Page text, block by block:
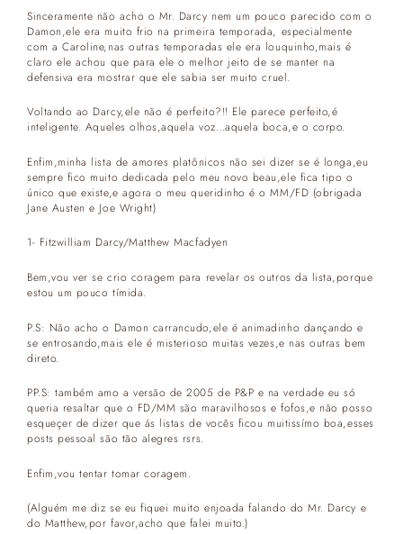
Sinceramente não acho o Mr. Darcy nem um pouco parecido com o
Damon,ele era muito frio na primeira temporada, especialmente
com a Caroline,nas outras temporadas ele era louquinho,mais é
claro ele achou que para ele o melhor jeito de se manter na
defensiva era mostrar que ele sabia ser muito cruel.
Voltando ao Darcy,ele não é perfeito?!! Ele parece perfeito,é
inteligente. Aqueles olhos,aquela voz…aquela boca,e o corpo.
Enfim,minha lista de amores platônicos não sei dizer se é longa,eu
sempre fico muito dedicada pelo meu novo beau,ele fica tipo o
único que existe,e agora o meu queridinho é o MM/FD (obrigada
Jane Austen e Joe Wright)
1- Fitzwilliam Darcy/Matthew Macfadyen
Bem,vou ver se crio coragem para revelar os outros da lista,porque
estou um pouco tímida.
P.S: Não acho o Damon carrancudo,ele é animadinho dançando e
se entrosando,mais ele é misterioso muitas vezes,e nas outras bem
direto.
PP.S: também amo a versão de 2005 de P&P e na verdade eu só
queria resaltar que o FD/MM são maravilhosos e fofos,e não posso
esqueçer de dizer que ás listas de vocês ficou muitissímo boa,esses
posts pessoal são tão alegres rsrs.
Enfim,vou tentar tomar coragem.
(Alguém me diz se eu fiquei muito enjoada falando do Mr. Darcy e
do Matthew,por favor,acho que falei muito.)